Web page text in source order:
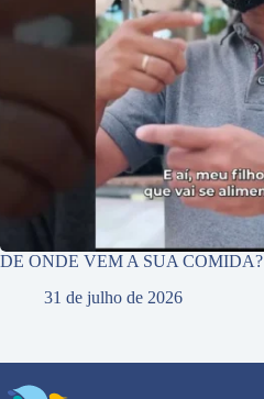
DE ONDE VEM A SUA COMIDA?
31 de julho de 2026